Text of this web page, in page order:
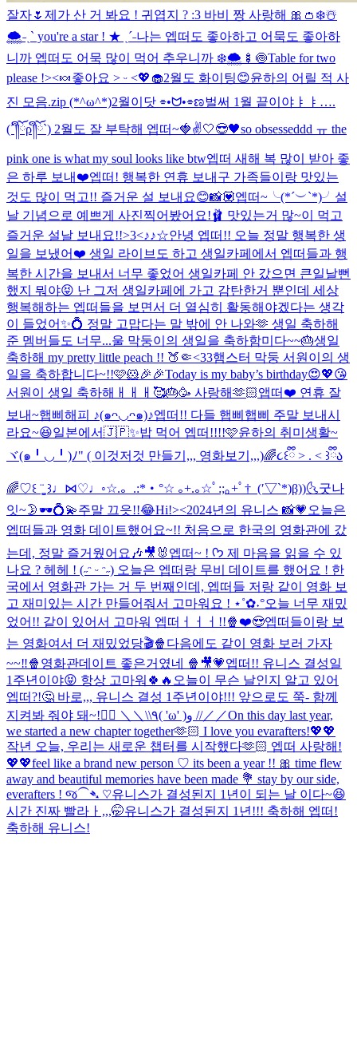
잘자🌷 제가 산 거 봐요 ! 귀엽지 ? :3 바비 짱 사랑해 🎀👛 ❄️☃️
🌨️˗ˏˋ you're a star ! ★ ˎˊ˗나는 엡떠도 좋아하고 어묵도 좋아하
니까 엡떠도 어묵 많이 먹어 추우니까 ❄️🌨️🍢🍥Table for two
please !><🍬좋아요 ˃ ᵕ ˂💖🧁2월도 화이팅😊윤하의 어릴 적 사
진 모음.zip (*^ω^*)2월이닷 ⌯•ᗢ•⌯ಣ벌써 1월 끝이야ㅑㅑ….
(´༎ຶོρ༎ຶོ`) 2월도 잘 부탁해 엡떠~🍓✌️🤍😎🖤so obsesseddd ㅠ the
pink one is what my soul looks like btw엡떠 새해 복 많이 받아 좋
은 하루 보내❤️엡떠! 행복한 연휴 보내구 가족들이랑 맛있는
것도 많이 먹고!! 즐거운 설 보내요😊📸💟엡떠~╰(*´︶`*)╯설
날 기념으로 예쁘게 사진찍어봤어요!🩰 맛있는거 많~이 먹고
즐거운 설날 보내요!!>3<♪♪☆안녕 엡떠!! 오늘 정말 행복한 생
일을 보냈어❤️ 생일 라이브도 하고 생일카페에서 엡떠들과 행
복한 시간을 보내서 너무 좋었어 생일카페 안 갔으면 큰일날뻔
했지 뭐야😝 난 그저 생일카페에 가고 감탄한거 뿐인데 세상
행복해하는 엡떠들을 보면서 더 열심히 활동해야겠다는 생각
이 들었어✨💍 정말 고맙다는 말 밖에 안 나와🫶 생일 축하해
준 멤버들도 너무...울 막둥이의 생일을 축하함미다~~🎂생일
축하해 my pretty little peach !! 🍑🤏<33햄스터 막둥 서원이의 생
일을 축하합니다~!!🩷🐹🎉🎉Today is my baby’s birthday😍💖😘
서원이 생일 축하해ㅐㅐㅐ🥰🎂🥳 사랑해🫶🏻앱떠❤️ 연휴 잘
보내~햅삐해피 ♪(๑ᴖ◡ᴖ๑)♪엡떠!! 다들 햅삐햅삐 주말 보내시
라요~😆일본에서🇯🇵✨밥 먹어 엡떠!!!!🩷윤하의 취미생활~
ヾ(๑╹◡╹)ﾉ" ( 이것저것 만들기,,, 영화보기,,,)🌈૮꒰ྀི > . < ꒱ྀིა
🌈♡꒰ ¨̮͚ ꒱♩⋈♡♩◦☆.。.:*・°☆ ｡+.｡☆ﾟ:;｡+ﾟ†_(′▽`*)β))🌜굿나
잇~🌛🕶️💍💫주말 끄읏!!😂Hi!><2024년의 유니스 📸💗 오늘은
엡떠들과 영화 데이트했어요~!! 처음으로 한국의 영화관에 갔
는데, 정말 즐거웠어요🎶🎥🐰 엡떠~ ! ᡣ𐭩 제 마음을 읽을 수 있
나요 ? 헤헤 ! (˶ᵔ ᵕ ᵔ˶) 오늘은 엡떠랑 무비 데이트를 했어요 ! 한
국에서 영화관 가는 거 두 번째인데, 엡떠들 저랑 같이 영화 보
고 재미있는 시간 만들어줘서 고마워요 ! ⋆˚✿˖°오늘 너무 재밌
었어!! 같이 있어서 고마워 엡떠ㅓㅓㅓ!!🍿❤️😍엡떠들이랑 보
는 영화여서 더 재밌었당🎬🍿 다음에도 같이 영화 보러 가자
~~‼️🍿 영화관데이트 좋은거였네 🍿🎥💗엡떠!! 유니스 결성일
1주년이야😝 항상 고마워🍀🔥 오늘이 무슨 날인지 알고 있어
엡떠?!🤔 바로,,, 유니스 결성 1주년이야!!! 앞으로도 쭉- 함께
지켜봐 줘야 돼~!❤️‍🔥 ＼＼\\٩( 'ω' )و //／／On this day last year,
we started a new chapter together🫶🏻 I love you evarafters!💖💖
작년 오늘, 우리는 새로운 챕터를 시작했다🫶🏻 엡떠 사랑해!
💖💖feel like a brand new person ♡ its been a year !! 🎀 time flew
away and beautiful memories have been made 💐 stay by our side,
everafters ! જ⁀➴ ♡유니스가 결성된지 1년이 되는 날 이다~😆
시간 진짜 빨라ㅏ,,,🤭유니스가 결성된지 1년!!! 축하해 엡떠!
축하해 유니스!